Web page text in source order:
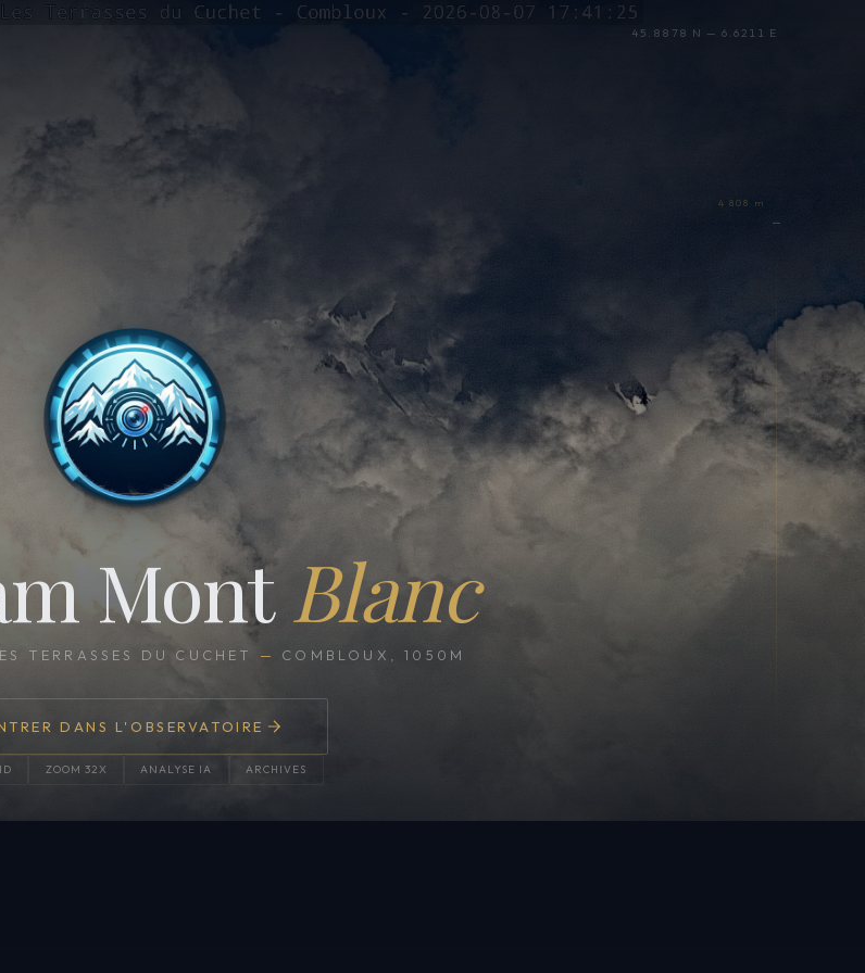
45.8878 N — 6.6211 E
MontBlanc
TERRASSES DU CUCHET — COMBLOUX, 1050M
DANS L'OBSERVATOIRE
ZOOM 32X ANALYSE IA ARCHIVES